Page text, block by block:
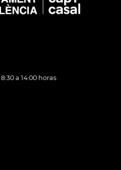
a 14:00 horas